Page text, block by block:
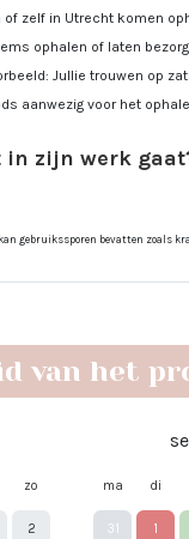
zelf in Utrecht komen
ophalen of laten
Jullie trouwen op
aanwezig voor het
in zijn werk
gebruikssporen bevatten zoals
van het
zo
2
ma di
31 1